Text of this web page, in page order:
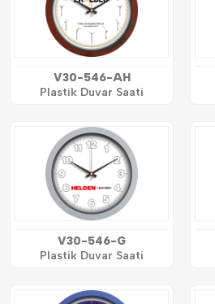
V30-546-AH
Plastik Duvar Saati
V30-546-G
Plastik Duvar Saati